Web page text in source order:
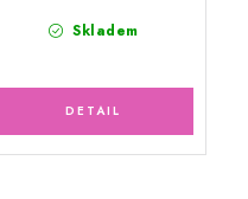
Skladem